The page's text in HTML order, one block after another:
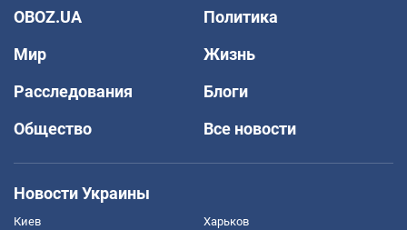
OBOZ.UA
Политика
Мир
Жизнь
Расследования
Блоги
Общество
Все новости
Новости Украины
Киев Харьков